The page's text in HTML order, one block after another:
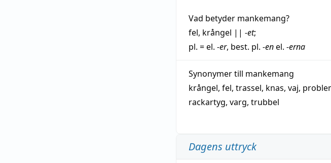
Vad betyder mankemang?
fel, krångel || -et;
pl. = el. -er, best. pl. -enel. -erna
Synonymer till mankemang
krångel, fel, trassel, knas, vaj,
rackartyg, varg, trubbel
Dagens uttryck